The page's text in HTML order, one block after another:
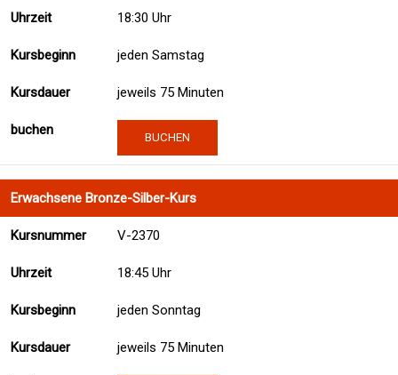
18:30 Uhr
jeden Samstag
jeweils 75 Minuten
BUCHEN
Erwachsene Bronze-Silber-Kurs
V-2370
18:45 Uhr
jeden Sonntag
jeweils 75 Minuten